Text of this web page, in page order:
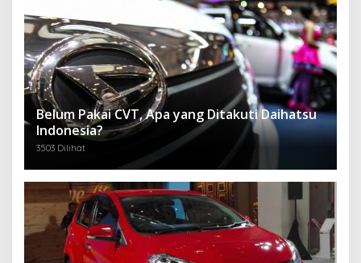
Belum Pakai CVT, Apa yang Ditakuti Daihatsu
Indonesia?
3503 Dilihat